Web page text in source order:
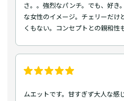
さ。。強烈なパンチ。でも、好き
な女性のイメージ。チェリーだけ
くもない。コンセプトとの親和性
ムエットです。甘すぎず大人な感